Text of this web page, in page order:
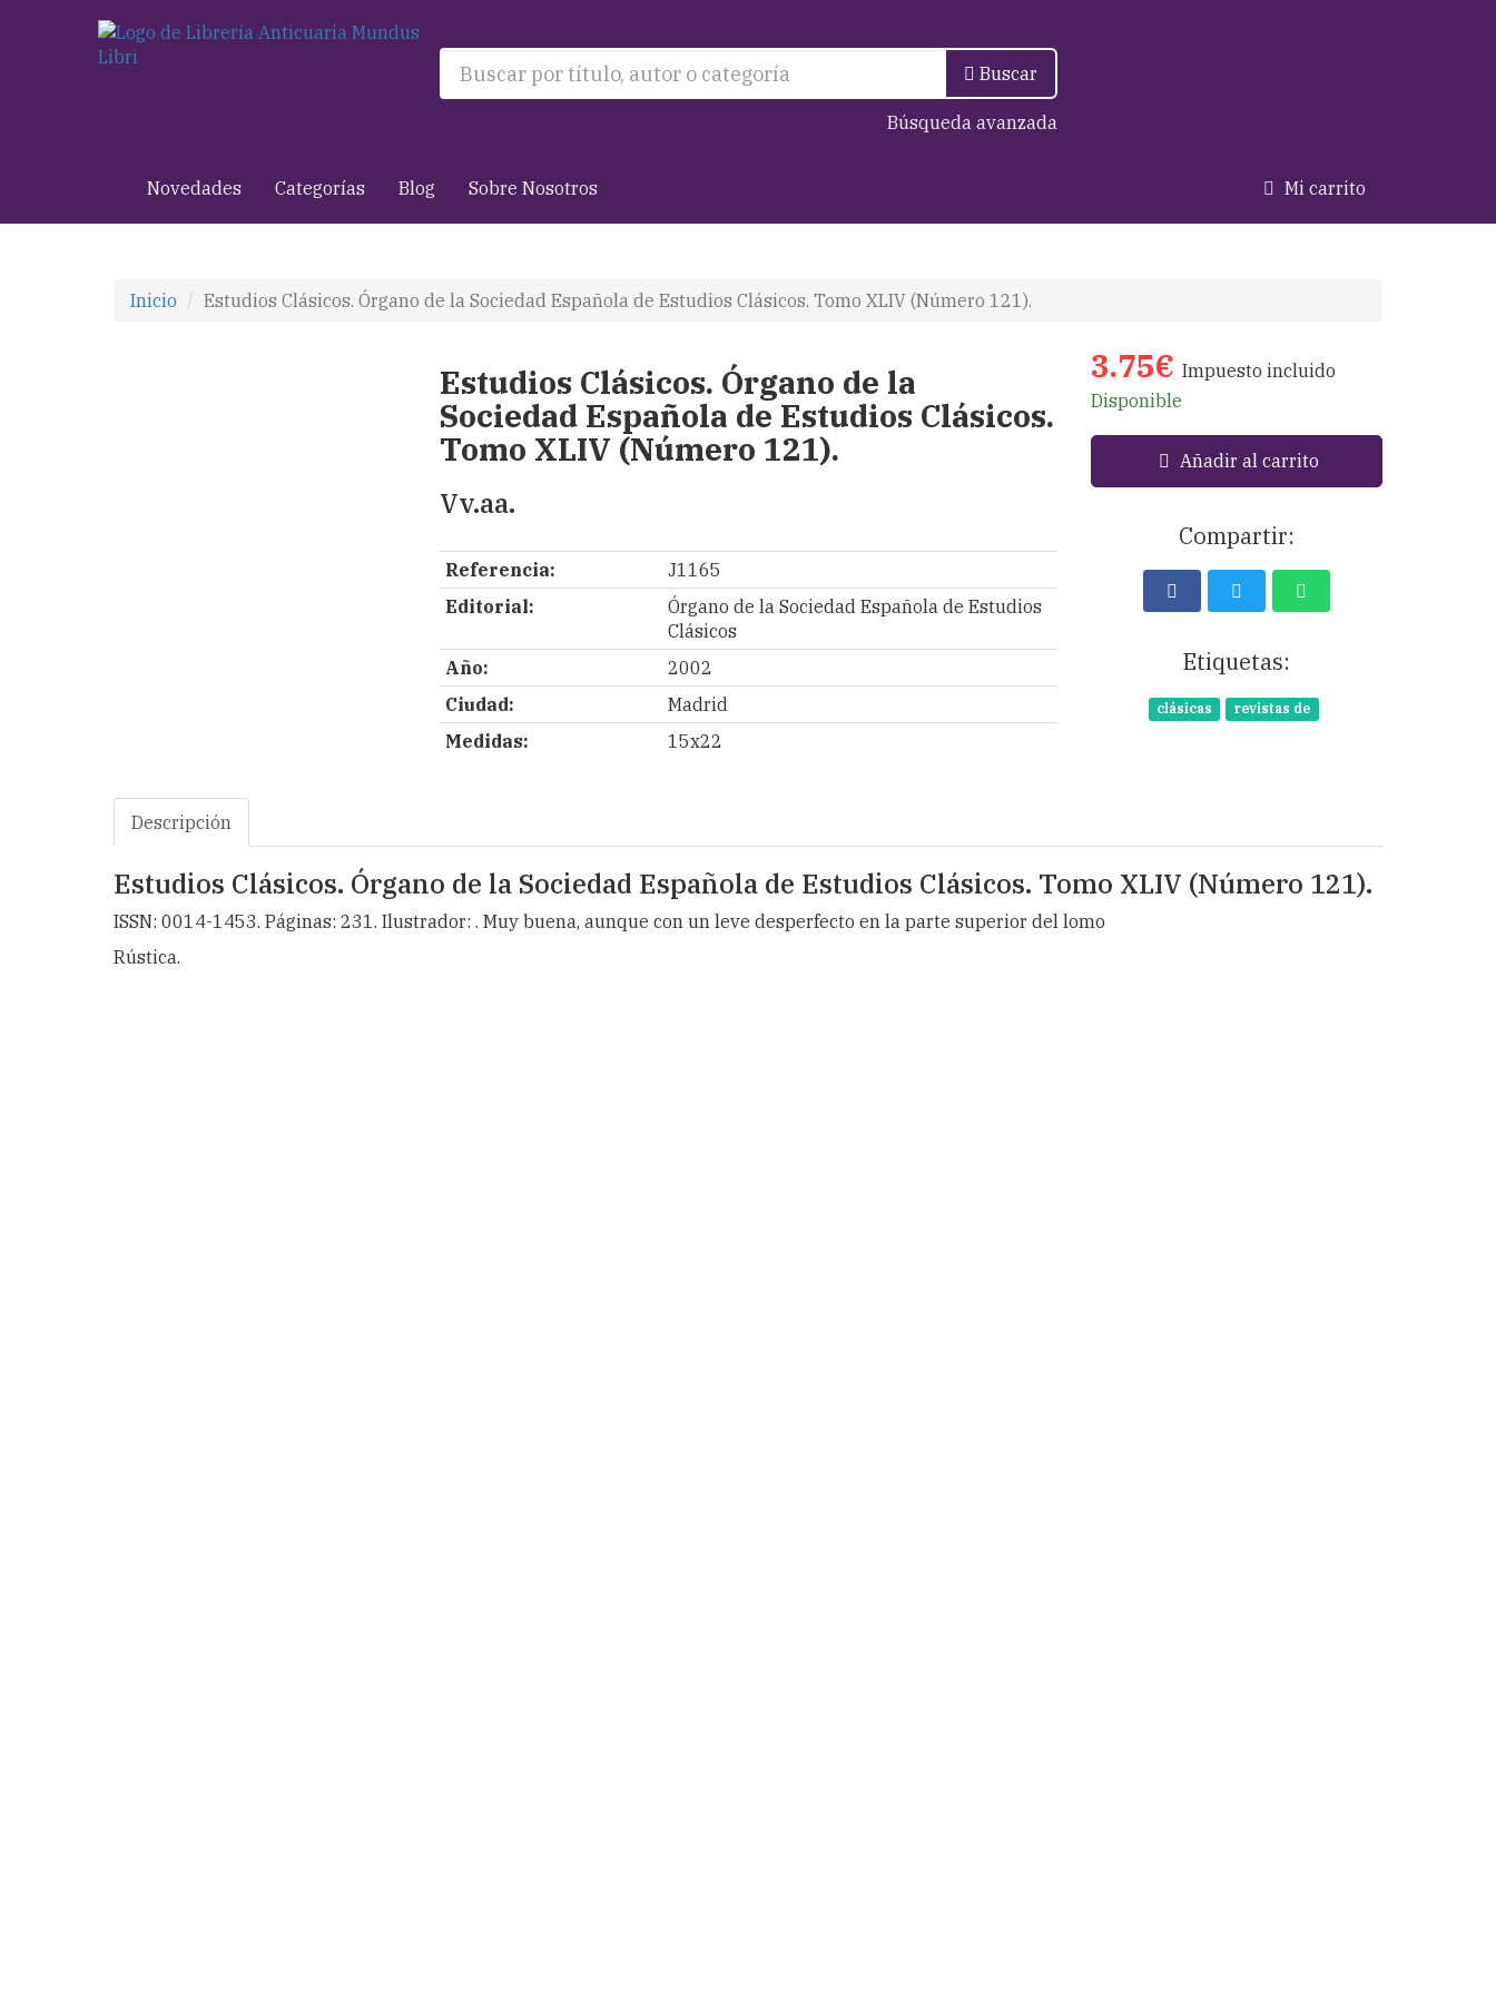
Buscar
Búsqueda avanzada
Novedades Categorías Blog Sobre Nosotros Mi carrito
Inicio Estudios Clásicos. Órgano de la Sociedad Española de Estudios Clásicos. Tomo XLIV (Número 121).
Estudios Clásicos. Órgano de la
Sociedad Española de Estudios Clásicos.
Tomo XLIV (Número 121).
Vv.aa.
Referencia:
J1165
Editorial:
Órgano de la Sociedad Española de Estudios
Clásicos
Año:
2002
Ciudad:
Madrid
Medidas:
15x22
3.75€ Impuesto incluido
Disponible
Añadir al carrito
Compartir:
Etiquetas:
clásicas revistas de
Descripción
Estudios Clásicos. Órgano de la Sociedad Española de Estudios Clásicos. Tomo XLIV (Número 121).
ISSN: 0014-1453. Páginas: 231. Ilustrador: . Muy buena, aunque con un leve desperfecto en la parte superior del lomo
Rústica.